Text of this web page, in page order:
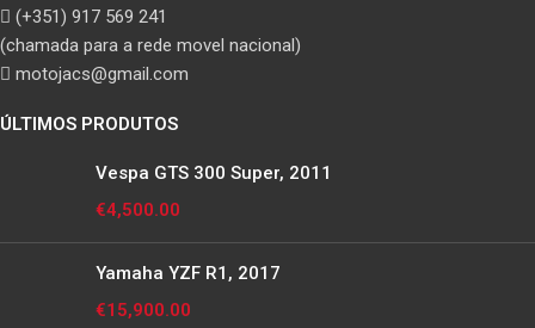
(+351) 917 569 241
(chamada para a rede movel nacional)
motojacs@gmail.com
ÚLTIMOS PRODUTOS
Vespa GTS 300 Super, 2011
€4,500.00
Yamaha YZF R1, 2017
€15,900.00